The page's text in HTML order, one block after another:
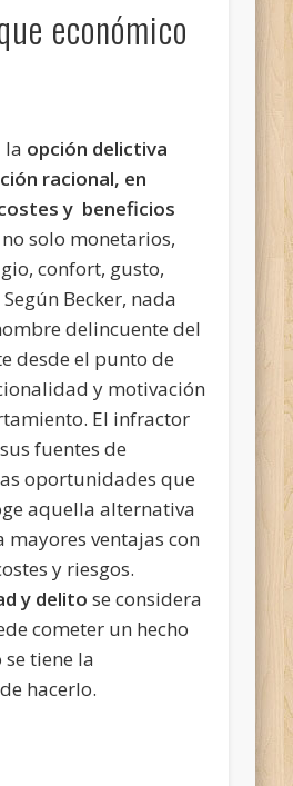
económico
la opción delictiva
racional, en
y beneficios
solo monetarios,
confort, gusto,
Becker, nada
delincuente del
desde el punto de
y motivación
El infractor
fuentes de
oportunidades que
aquella alternativa
mayores ventajas con
y riesgos.
y delitose considera
cometer un hecho
tiene la
hacerlo.